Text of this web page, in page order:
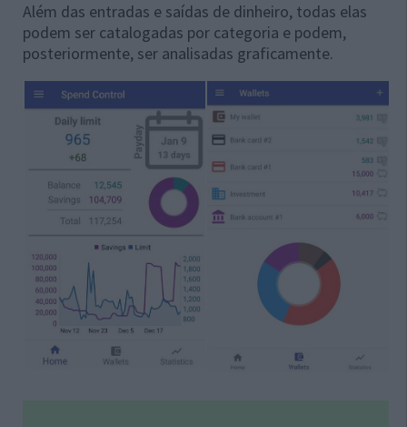
Além das entradas e saídas de dinheiro, todas elas
podem ser catalogadas por categoria e podem,
posteriormente, ser analisadas graficamente.